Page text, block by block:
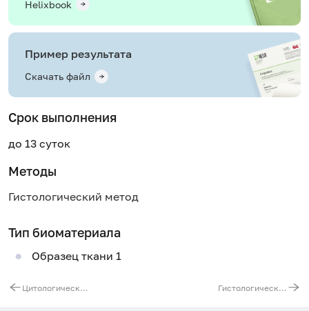
Helixbook
Пример результата
Скачать файл
Срок выполнения
до 13 суток
Методы
Гистологический метод
Тип биоматериала
Образец ткани 1
Цитологическое исследование мазка (соскоба) с купола влагалища (при отсутствии шейки матки) Гистологическое исследование стандартной многофокусной биопсии предстательной железы (12–16 зон)